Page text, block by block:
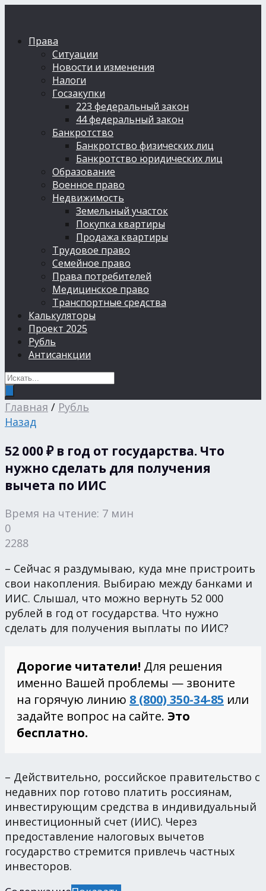
Права
Ситуации
Новости и изменения
Налоги
Госзакупки
223 федеральный закон
44 федеральный закон
Банкротство
Банкротство физических лиц
Банкротство юридических лиц
Образование
Военное право
Недвижимость
Земельный участок
Покупка квартиры
Продажа квартиры
Трудовое право
Семейное право
Права потребителей
Медицинское право
Транспортные средства
Калькуляторы
Проект 2025
Рубль
Антисанкции
Главная / Рубль
Назад
52 000 ₽ в год от государства. Что
нужно сделать для получения
вычета по ИИС
Время на чтение: 7 мин
0
2288
– Сейчас я раздумываю, куда мне пристроить
свои накопления. Выбираю между банками и
ИИС. Слышал, что можно вернуть 52 000
рублей в год от государства. Что нужно
сделать для получения выплаты по ИИС?
Дорогие читатели! Для решения
именно Вашей проблемы — звоните
на горячую линию 8 (800) 350-34-85 или
задайте вопрос на сайте. Это
бесплатно.
– Действительно, российское правительство с
недавних пор готово платить россиянам,
инвестирующим средства в индивидуальный
инвестиционный счет (ИИС). Через
предоставление налоговых вычетов
государство стремится привлечь частных
инвесторов.